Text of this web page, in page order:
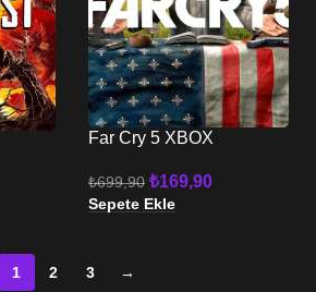
Far Cry 5 XBOX
₺699,90 ₺169,90
Sepete Ekle
1 2 3 →